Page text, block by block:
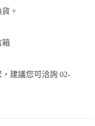
。
箱
建議您可洽詢 02-